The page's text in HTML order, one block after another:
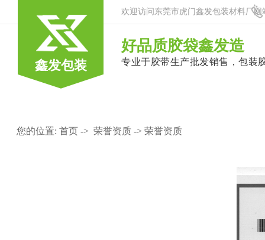
欢迎访问东莞市虎门鑫发包装材料厂
鑫发包装
好品质胶袋鑫发造
专业于胶带生产批发销售，包装
您的位置: 首页 -> 荣誉资质 -> 荣誉资质